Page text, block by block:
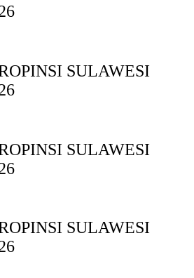
SULAWESI
SULAWESI
SULAWESI